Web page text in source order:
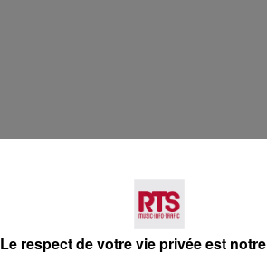
Le respect de votre vie privée est